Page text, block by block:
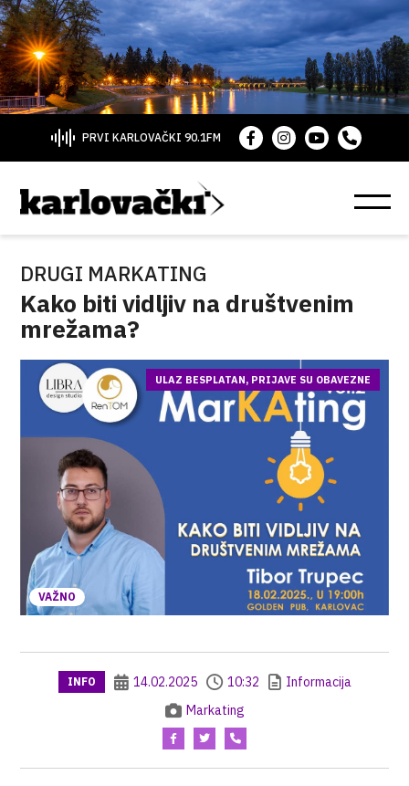
PRVI KARLOVAČKI 90.1FM
DRUGI MARKATING
Kako biti vidljiv na društvenim
mrežama?
VAŽNO
ULAZ BESPLATAN, PRIJAVE SU OBAVEZNE
INFO 14.02.2025 10:32
Informacija
Markating